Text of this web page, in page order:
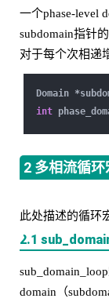
一个phase-level
subdomain指针
对于每个次相递
Domain
int
2 多相流循环
此处描述的循环
2.1
domain（